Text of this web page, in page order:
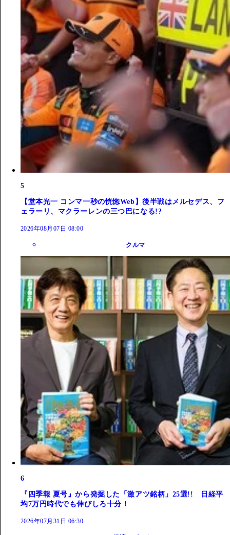
5
【堂本光一 コンマ一秒の恍惚Web】後半戦はメルセデス、フ
ェラーリ、マクラーレンの三つ巴になる!?
2026年08月07日 08:00
クルマ
6
『四季報 夏号』から発掘した「激アツ銘柄」25選!! 日経平
均7万円時代でも伸びしろ十分！
2026年07月31日 06:30